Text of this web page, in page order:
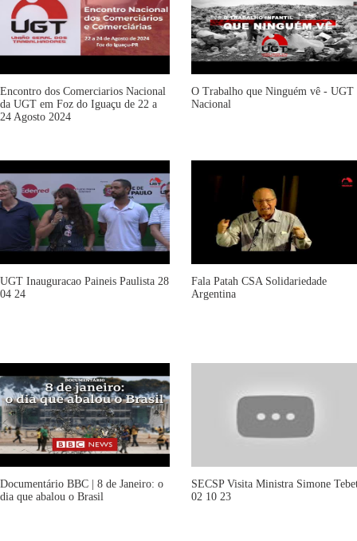
Encontro dos Comerciarios Nacional
da UGT em Foz do Iguaçu de 22 a
24 Agosto 2024
O Trabalho que Ninguém vê - UGT
Nacional
UGT Inauguracao Paineis Paulista 28
04 24
Fala Patah CSA Solidariedade
Argentina
Documentário BBC | 8 de Janeiro: o
dia que abalou o Brasil
SECSP Visita Ministra Simone
02 10 23